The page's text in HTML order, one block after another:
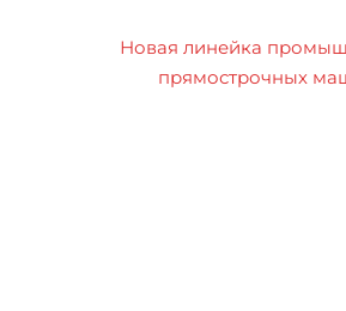
Новая линейка
прямострочных